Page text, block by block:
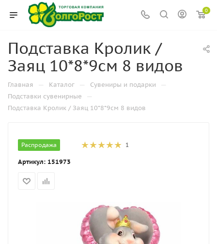
0
Подставка Кролик /
Заяц 10*8*9см 8 видов
Главная — Каталог — Сувениры и подарки —
Подставки сувенирные —
Подставка Кролик / Заяц 10*8*9см 8 видов
Распродажа 1
Артикул: 151973